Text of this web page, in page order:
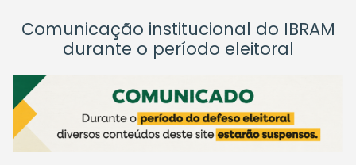
Comunicação institucional do IBRAM
durante o período eleitoral